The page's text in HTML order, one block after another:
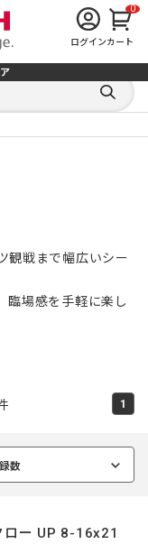
ログイン
0
カート
キ
検
索
る
観戦まで幅広いシー
臨場感を手軽に楽し
1
数
ロー UP 8-16x21